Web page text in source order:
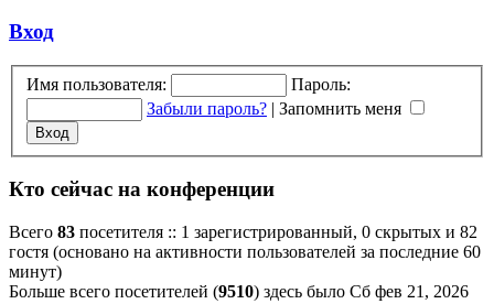
Вход
Имя пользователя:
Пароль:
Забыли пароль? | Запомнить меня
Кто сейчас на конференции
Всего 83 посетителя :: 1 зарегистрированный, 0 скрытых и 82
гостя (основано на активности пользователей за последние 60
минут)
Больше всего посетителей (9510) здесь было Сб фев 21, 2026